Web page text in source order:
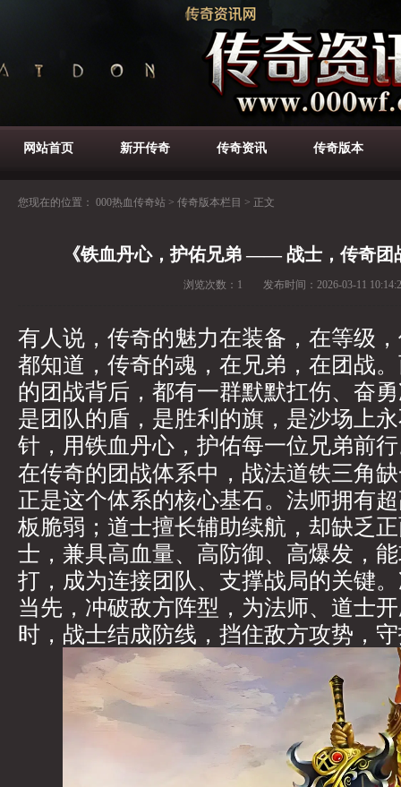
网站首页 新开传奇 传奇资讯 传奇版本
您现在的位置： 000热血传奇站 > 传奇版本栏目 > 正文
《铁血丹心，护佑兄弟 —— 战士，传奇团
浏览次数： 1 发布时间： 2026-03-11
有人说，传奇的魅力在装备，在等级
都知道，传奇的魂，在兄弟，在团战
的团战背后，都有一群默默扛伤、奋
是团队的盾，是胜利的旗，是沙场上
针，用铁血丹心，护佑每一位兄弟前
在传奇的团战体系中，战法道铁三角
正是这个体系的核心基石。法师拥有
板脆弱；道士擅长辅助续航，却缺乏
士，兼具高血量、高防御、高爆发，
打，成为连接团队、支撑战局的关键
当先，冲破敌方阵型，为法师、道士
时，战士结成防线，挡住敌方攻势，